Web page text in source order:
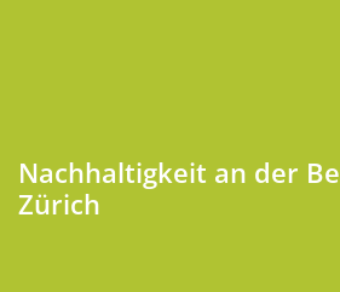
Nachhaltigkeit an der
Zürich